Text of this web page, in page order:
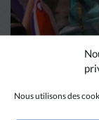
Nous utilisons des